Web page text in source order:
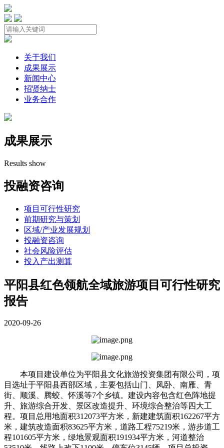
关于我们
成果展示
新闻中心
招贤纳士
业务合作
成果展示
Results show
投融资咨询
项目可行性研究
前期研究与策划
区域/产业发展规划
投融资咨询
社会风险评估
投入产出测算
平阳县红色领航全域旅游项目可行性研究
报告
2020-09-26
本项目建设单位为平阳县文化旅游投资集团有限公司，项
目选址于平阳县西部区域，主要包括山门、凤卧、南雁、青
街、顺溪、腾蛟、怀溪等7个乡镇。建设内容包含红色阵地提
升、旅游综合开发、景区改造提升、环境综合整治等四大工
程。项目总用地面积312073平方米，新建建筑面积162267平方
米，建筑改造面积83625平方米，道路工程75219米，游步道工
程101605平方米，绿地景观面积191934平方米，河道整治